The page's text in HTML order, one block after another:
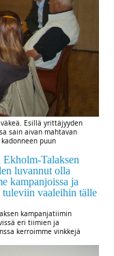
Esillä yrittäjyyden
sain aivan mahtavan
puun
kampanjatiimin
eri tiimien ja
kerroimme vinkkejä